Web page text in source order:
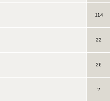
114
22
26
2